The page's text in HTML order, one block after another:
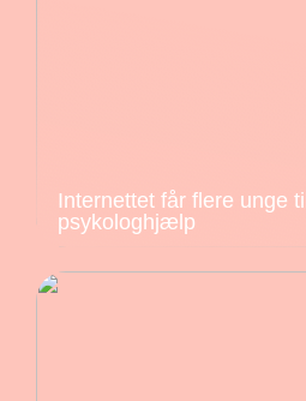
Internettet får flere unge
psykologhjælp